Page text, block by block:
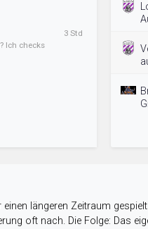
Ich checks
3 Std
längeren Zeitraum
oft nach. Die Folge: Das